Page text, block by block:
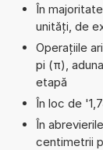
În
unități, de
Operațiile
pi (π),
etapă
În loc de
În
centimetrii